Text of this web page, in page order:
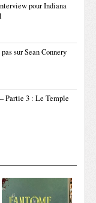
pour Indiana
sur Sean Connery
Partie 3 : Le Temple